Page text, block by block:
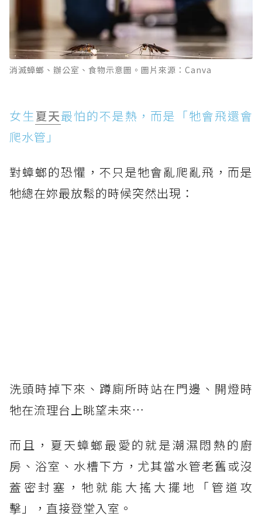
消滅蟑螂、辦公室、食物示意圖。圖片來源：Canva
女生夏天最怕的不是熱，而是「牠會飛還會
爬水管」
對蟑螂的恐懼，不只是牠會亂爬亂飛，而是
牠總在妳最放鬆的時候突然出現：
洗頭時掉下來、蹲廁所時站在門邊、開燈時
牠在流理台上眺望未來…
而且，夏天蟑螂最愛的就是潮濕悶熱的廚
房、浴室、水槽下方，尤其當水管老舊或沒
蓋密封塞，牠就能大搖大擺地「管道攻
擊」，直接登堂入室。